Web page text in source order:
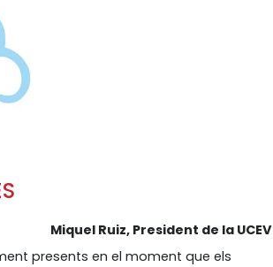
Miquel Ruiz, President de la UCEV
presents en el moment que els